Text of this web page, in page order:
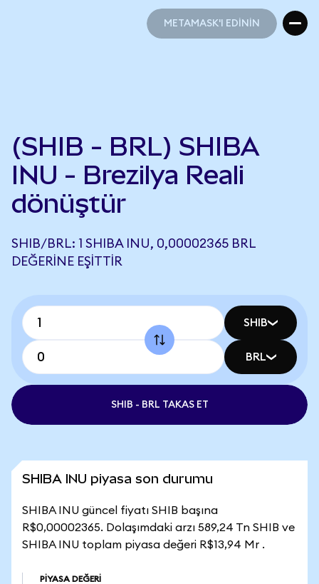
METAMASK'I EDİNİN
(SHIB - BRL) SHIBA
INU - Brezilya Reali
dönüştür
SHIB/BRL: 1 SHIBA INU, 0,00002365 BRL
DEĞERINE EŞITTIR
SHIB
BRL
SHIB - BRL TAKAS ET
SHIBA INU piyasa son durumu
SHIBA INU güncel fiyatı SHIB başına
R$0,00002365. Dolaşımdaki arzı 589,24 Tn SHIB ve
SHIBA INU toplam piyasa değeri R$13,94 Mr .
PIYASA DEĞERI